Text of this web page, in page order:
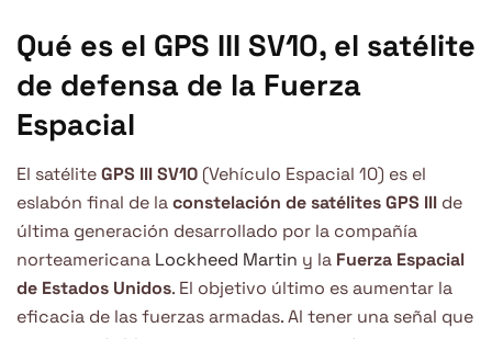
Qué es el GPS III SV10, el satélite
de defensa de la Fuerza
Espacial
El satéliteGPS III SV10 (Vehículo Espacial 10) es el
eslabón final de laconstelación de satélites GPS III de
última generación desarrollado por la compañía
norteamericana Lockheed Martin y la Fuerza Espacial
de Estados Unidos. El objetivo último es aumentar la
eficacia de las fuerzas armadas. Al tener una señal que